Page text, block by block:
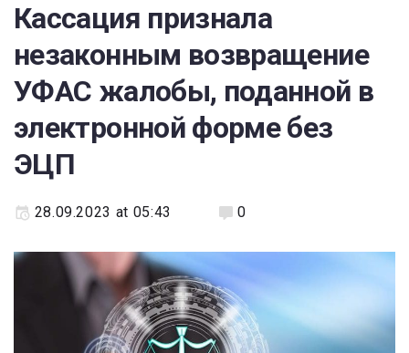
Кассация признала
незаконным возвращение
УФАС жалобы, поданной в
электронной форме без
ЭЦП
28.09.2023 at 05:43 0